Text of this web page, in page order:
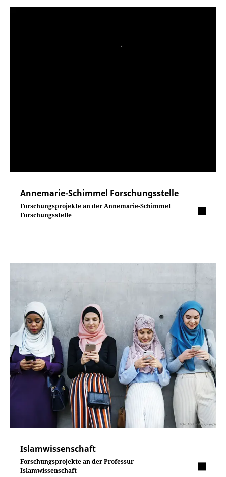
Annemarie-Schimmel Forschungsstelle
Forschungsprojekte an der Annemarie-Schimmel
Forschungsstelle
Islamwissenschaft
Forschungsprojekte an der Professur
Islamwissenschaft